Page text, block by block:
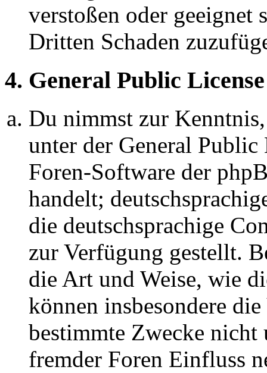
verstoßen oder geeignet
Dritten Schaden
4. General Public License
Du nimmst zur
unter der General
Foren-Software der
handelt;
die deutschsprachige
zur Verfügung gestellt.
die Art und Weise, wie
können insbesondere
bestimmte Zwecke nicht
fremder Foren Einfluss